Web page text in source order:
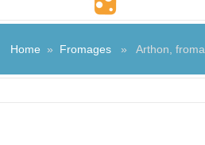
Home » Fromages » Arthon,